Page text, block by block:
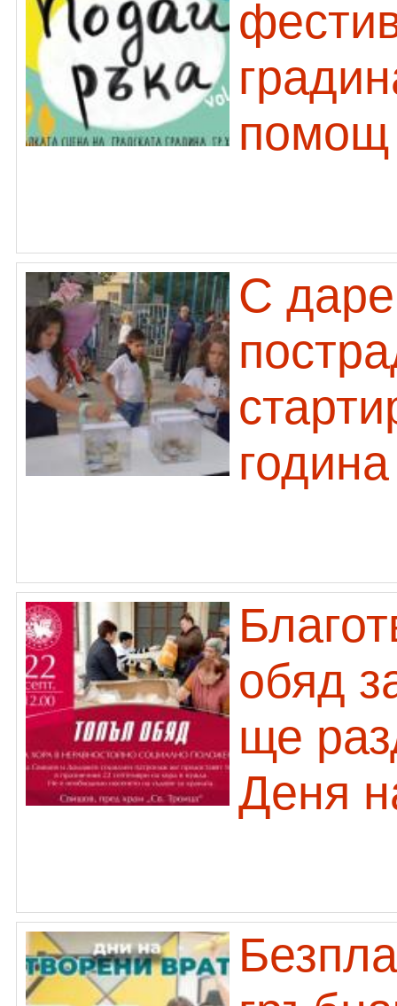
помощ
С
обяд
ще
Деня